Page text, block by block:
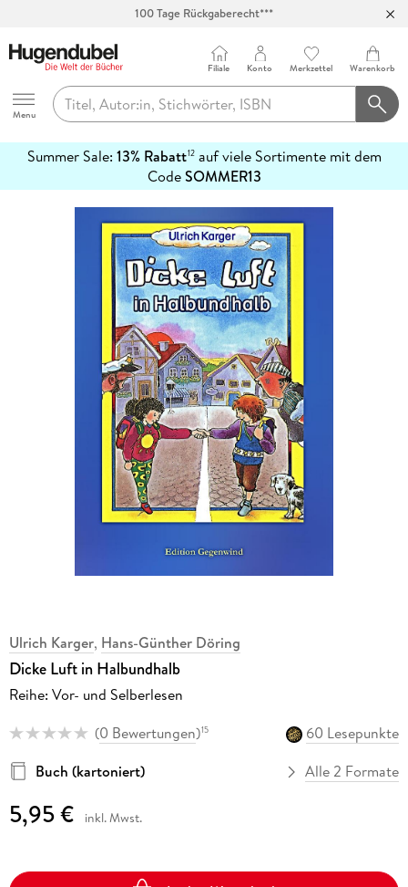
100 Tage Rückgaberecht***
Hugendubel
Menu
Filiale Konto Merkzettel Warenkorb
Summer Sale: 13% Rabatt12auf viele Sortimente mit dem
CodeSOMMER13
erfahren
Ulrich Karger, Hans-Günther Döring
Dicke Luft in Halbundhalb
Reihe: Vor- und Selberlesen
(0 Bewertungen)15
60 Lesepunkte
Buch (kartoniert)
Alle 2 Formate
5,95 € inkl. Mwst.